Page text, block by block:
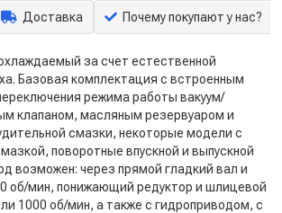
Доставка Почему покупают у нас?
за счет естественной
Базовая комплектация с встроенным
режима работы вакуум/
клапаном, масляным резервуаром и
смазки, некоторые модели с
поворотные впускной и выпускной
возможен: через прямой гладкий вал и
об/мин, понижающий редуктор и шлицевой
1000 об/мин, а также с гидроприводом, с